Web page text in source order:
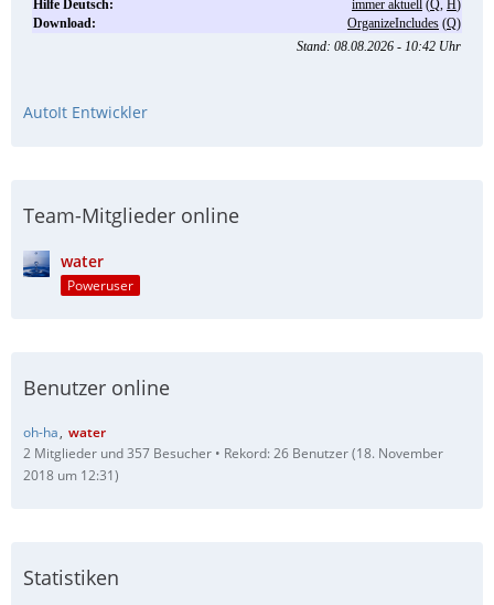
AutoIt Entwickler
Team-Mitglieder online
water
Poweruser
Benutzer online
oh-ha water
2 Mitglieder und 357 Besucher
Rekord: 26 Benutzer (18. November
2018 um 12:31)
Statistiken